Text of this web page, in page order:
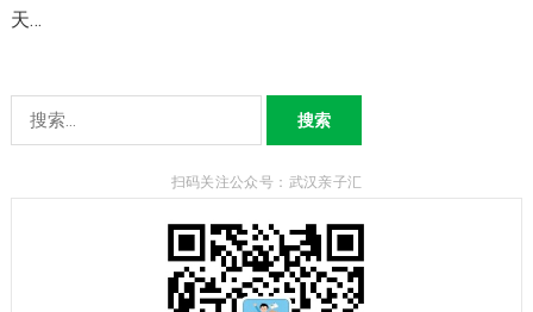
天…
索：
扫码关注公众号：武汉亲子汇